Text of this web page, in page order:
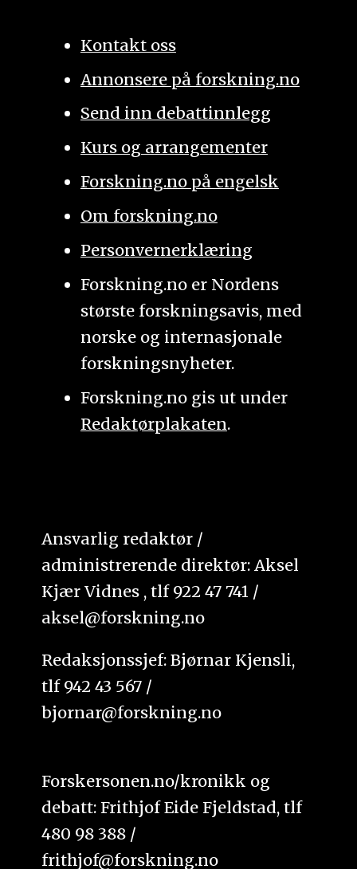
Kontakt oss
Annonsere på forskning.no
Send inn debattinnlegg
Kurs og arrangementer
Forskning.no på engelsk
Om forskning.no
Personvernerklæring
Forskning.no er Nordens
største forskningsavis, med
norske og internasjonale
forskningsnyheter.
Forskning.no gis ut under
Redaktørplakaten.
Ansvarlig redaktør /
administrerende direktør: Aksel
Kjær Vidnes , tlf 922 47 741 /
aksel@forskning.no
Redaksjonssjef: Bjørnar Kjensli,
tlf 942 43 567 /
bjornar@forskning.no
Forskersonen.no/kronikk og
debatt: Frithjof Eide Fjeldstad, tlf
480 98 388 /
frithjof@forskning.no